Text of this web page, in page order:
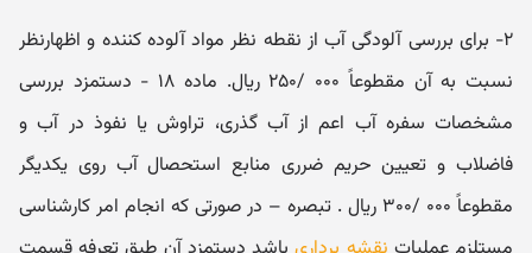
۲- برای بررسی آلودگی آب از نقطه نظر مواد آلوده کننده و اظهارنظر
نسبت به آن مقطوعاً ۰۰۰ /۲۵۰ ریال. ماده ۱۸ - دستمزد بررسی
مشخصات سفره آب اعم از آب گذری، تراوش یا نفوذ در آب و
فاضلاب و تعیین حریم ضرری منابع استحصال آب روی یکدیگر
مقطوعاً ۰۰۰ /۳۰۰ ریال . تبصره – در صورتی که انجام امر کارشناسی